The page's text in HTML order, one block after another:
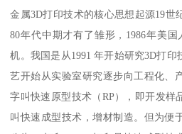
金属3D打印技术的核心思想起源19世
80年代中期才有了雏形，1986年美
机。我国是从1991 年开始研究3D打印
艺开始从实验室研究逐步向工程化、
字叫快速原型技术（RP），即开发样
叫快速成型技术，增材制造。但为便